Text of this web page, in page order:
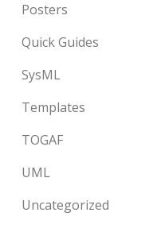
Posters
Quick Guides
SysML
Templates
TOGAF
UML
Uncategorized